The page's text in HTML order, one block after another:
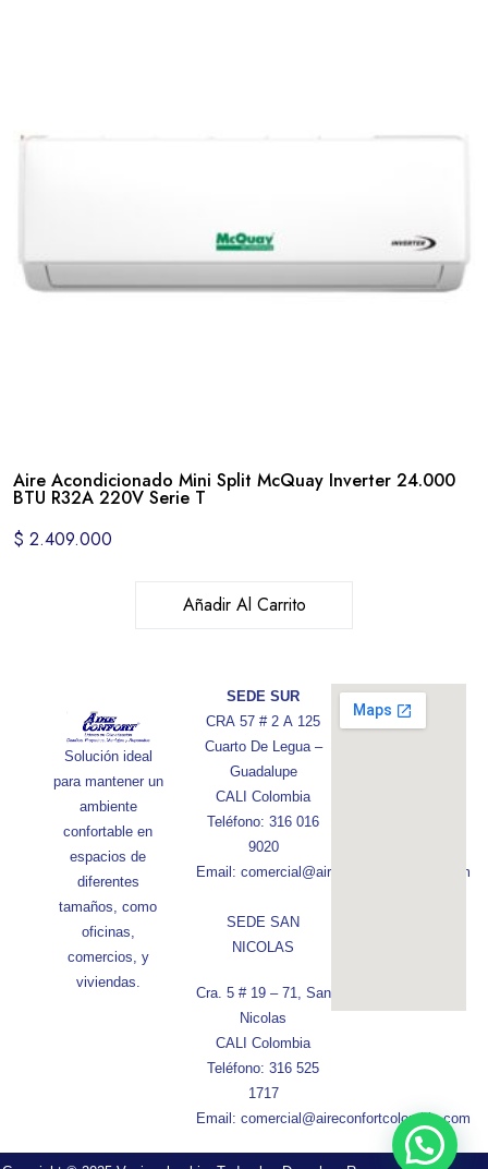
Aire Acondicionado Mini Split McQuay Inverter 24.000
BTU R32A 220V Serie T
$ 2.409.000
Añadir Al Carrito
Solución ideal
para mantener un
ambiente
confortable en
espacios de
diferentes
tamaños, como
oficinas,
comercios, y
viviendas.
SEDE SUR
CRA 57 # 2 A 125
Cuarto De Legua –
Guadalupe
CALI Colombia
Teléfono: 316 016
9020
Email: comercial@aireconfortcolombia.com
SEDE SAN
NICOLAS
Cra. 5 # 19 – 71, San
Nicolas
CALI Colombia
Teléfono: 316 525
1717
Email: comercial@aireconfortcolombia.com